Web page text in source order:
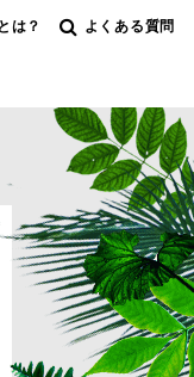
は？ よくある質問